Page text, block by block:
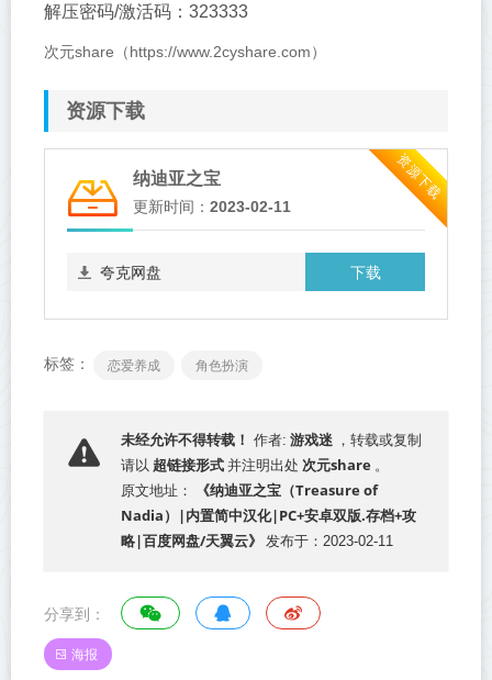
解压密码/激活码：323333
次元share（https://www.2cyshare.com）
资源下载
资源下载
纳迪亚之宝
更新时间： 2023-02-11
下载
夸克网盘
标签： 恋爱养成 角色扮演
未经允许不得转载！ 作者: 游戏迷
，转载或复制
请以 超链接形式 并注明出处 次元share 。
原文地址：
《纳迪亚之宝（Treasure of
Nadia）|内置简中汉化|PC+安卓双版.存档+攻
略|百度网盘/天翼云》
发布于：2023-02-11
分享到：
海报